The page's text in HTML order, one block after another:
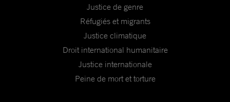
Justice de genre
Réfugiés et migrants
Justice climatique
Droit international humanitaire
Justice internationale
Peine de mort et torture